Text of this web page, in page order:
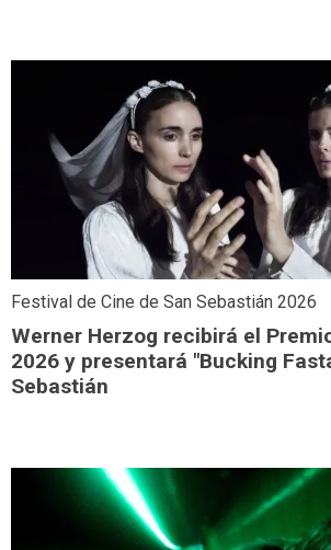
Festival de Cine de San Sebastián 2026
Werner Herzog recibirá el
2026 y presentará "Bucking
Sebastián